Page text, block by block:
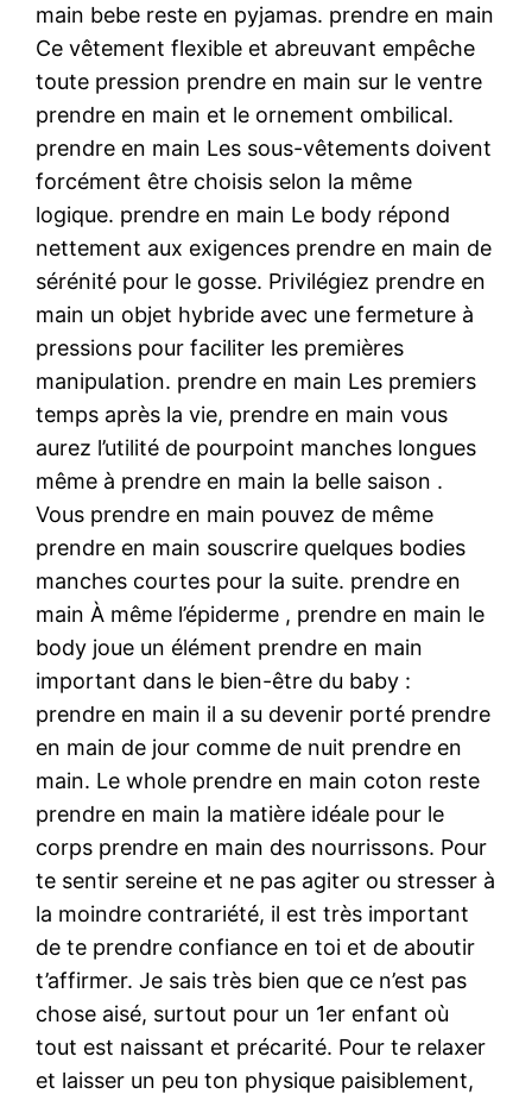
main bebe reste en pyjamas. prendre en main
Ce vêtement flexible et abreuvant empêche
toute pression prendre en main sur le ventre
prendre en main et le ornement ombilical.
prendre en main Les sous-vêtements doivent
forcément être choisis selon la même
logique. prendre en main Le body répond
nettement aux exigences prendre en main de
sérénité pour le gosse. Privilégiez prendre en
main un objet hybride avec une fermeture à
pressions pour faciliter les premières
manipulation. prendre en main Les premiers
temps après la vie, prendre en main vous
aurez l’utilité de pourpoint manches longues
même à prendre en main la belle saison .
Vous prendre en main pouvez de même
prendre en main souscrire quelques bodies
manches courtes pour la suite. prendre en
main À même l’épiderme , prendre en main le
body joue un élément prendre en main
important dans le bien-être du baby :
prendre en main il a su devenir porté prendre
en main de jour comme de nuit prendre en
main. Le whole prendre en main coton reste
prendre en main la matière idéale pour le
corps prendre en main des nourrissons. Pour
te sentir sereine et ne pas agiter ou stresser à
la moindre contrariété, il est très important
de te prendre confiance en toi et de aboutir
t’affirmer. Je sais très bien que ce n’est pas
chose aisé, surtout pour un 1er enfant où
tout est naissant et précarité. Pour te relaxer
et laisser un peu ton physique paisiblement,